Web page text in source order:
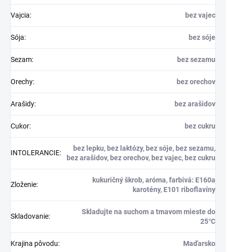
Vajcia: bez vajec
Sója: bez sóje
Sezam: bez sezamu
Orechy: bez orechov
Arašidy: bez arašidov
Cukor: bez cukru
INTOLERANCIE:
bez lepku, bez laktózy, bez sóje, bez sezamu,
bez arašidov, bez orechov, bez vajec, bez cukru
Zloženie:
kukuričný škrob, aróma, farbivá: E160a
karotény, E101 riboflavíny
Skladovanie:
Skladujte na suchom a tmavom mieste do
25°C
Krajina pôvodu: Maďarsko